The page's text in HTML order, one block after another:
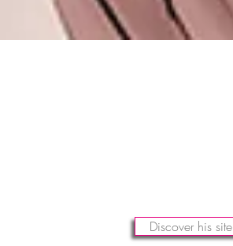
Discover his site